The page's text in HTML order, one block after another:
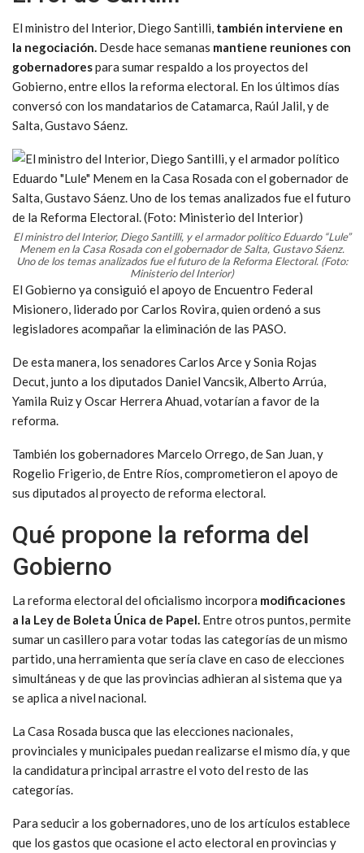
El ministro del Interior, Diego Santilli, también interviene en
la negociación. Desde hace semanas mantiene reuniones con
gobernadorespara sumar respaldo a los proyectos del
Gobierno, entre ellos la reforma electoral. En los últimos días
conversó con los mandatarios de Catamarca, Raúl Jalil, y de
Salta, Gustavo Sáenz.
El ministro del Interior, Diego Santilli, y el armador político Eduardo “Lule”
Menem en la Casa Rosada con el gobernador de Salta, Gustavo Sáenz.
Uno de los temas analizados fue el futuro de la Reforma Electoral. (Foto:
Ministerio del Interior)
El Gobierno ya consiguió el apoyo de Encuentro Federal
Misionero, liderado por Carlos Rovira, quien ordenó a sus
legisladores acompañar la eliminación de las PASO.
De esta manera, los senadores Carlos Arce y Sonia Rojas
Decut, junto a los diputados Daniel Vancsik, Alberto Arrúa,
Yamila Ruiz y Oscar Herrera Ahuad, votarían a favor de la
reforma.
También los gobernadores Marcelo Orrego, de San Juan, y
Rogelio Frigerio, de Entre Ríos, comprometieron el apoyo de
sus diputados al proyecto de reforma electoral.
Qué propone la reforma del
Gobierno
La reforma electoral del oficialismo incorpora modificaciones
a la Ley de Boleta Única de Papel. Entre otros puntos, permite
sumar un casillero para votar todas las categorías de un mismo
partido, una herramienta que sería clave en caso de elecciones
simultáneas y de que las provincias adhieran al sistema que ya
se aplica a nivel nacional.
La Casa Rosada busca que las elecciones nacionales,
provinciales y municipales puedan realizarse el mismo día, y que
la candidatura principal arrastre el voto del resto de las
categorías.
Para seducir a los gobernadores, uno de los artículos establece
que los gastos que ocasione el acto electoral en provincias y